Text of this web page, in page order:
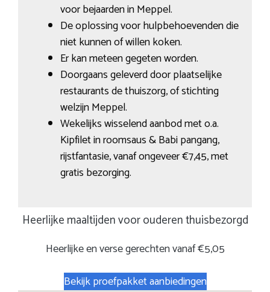
voor bejaarden in Meppel.
De oplossing voor hulpbehoevenden die
niet kunnen of willen koken.
Er kan meteen gegeten worden.
Doorgaans geleverd door plaatselijke
restaurants de thuiszorg, of stichting
welzijn Meppel.
Wekelijks wisselend aanbod met o.a.
Kipfilet in roomsaus & Babi pangang,
rijstfantasie, vanaf ongeveer €7,45, met
gratis bezorging.
Heerlijke maaltijden voor ouderen thuisbezorgd
Heerlijke en verse gerechten vanaf €5,05
Bekijk proefpakket aanbiedingen